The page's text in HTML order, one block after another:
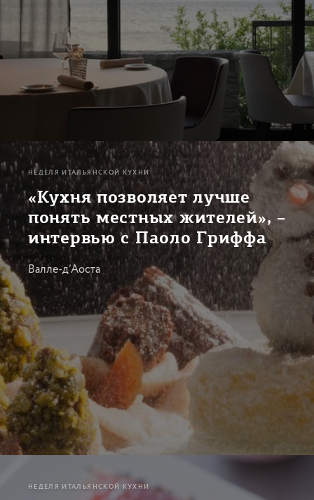
НЕДЕЛЯ ИТАЛЬЯНСКОЙ КУХНИ
«Кухня позволяет лучше
понять местных жителей», –
интервью с Паоло Гриффа
Валле-д’Аоста
НЕДЕЛЯ ИТАЛЬЯНСКОЙ КУХНИ